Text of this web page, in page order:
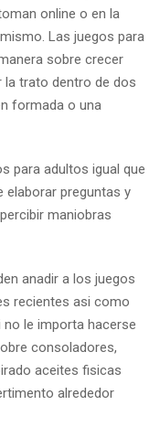
online o en la
Las juegos para
sobre crecer
trato dentro de dos
formada o una
para adultos igual que
elaborar preguntas y
maniobras
anadir a los juegos
recientes asi­ como
le importa hacerse
consoladores,
aceites fisicas
alrededor